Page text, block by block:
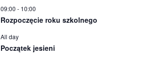
09:00 - 10:00
Rozpoczęcie roku szkolnego
All day
Początek jesieni